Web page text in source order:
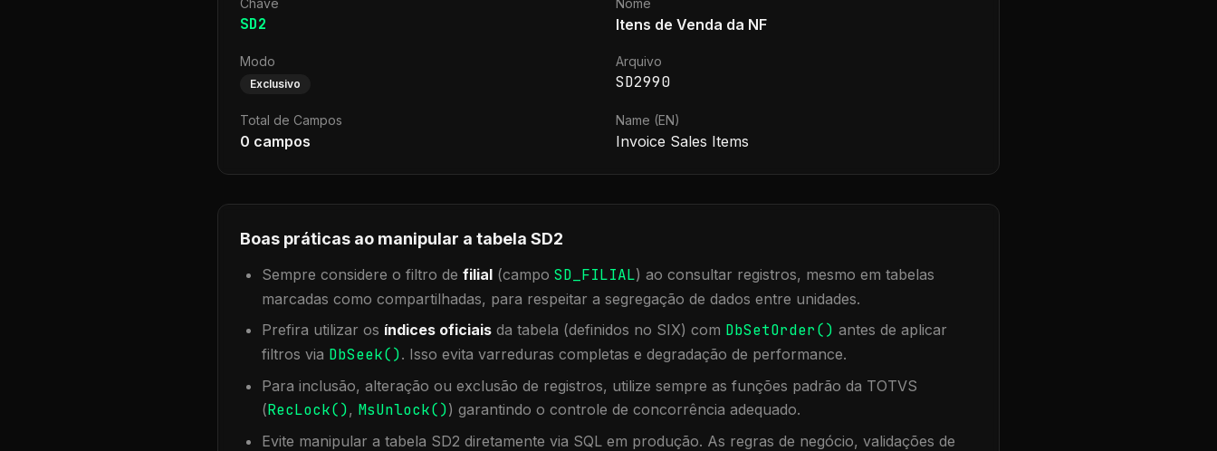
Chave
SD2
Nome
Itens de Venda da NF
Modo
Exclusivo
Arquivo
SD2990
Total de Campos
0 campos
Name (EN)
Invoice Sales Items
Boas práticas ao manipular a tabela SD2
Sempre considere o filtro de filial (campo SD_FILIAL) ao consultar registros, mesmo em tabelas
marcadas como compartilhadas, para respeitar a segregação de dados entre unidades.
Prefira utilizar os índices oficiais da tabela (definidos no SIX) com DbSetOrder() antes de aplicar
filtros via DbSeek(). Isso evita varreduras completas e degradação de performance.
Para inclusão, alteração ou exclusão de registros, utilize sempre as funções padrão da TOTVS
(RecLock(), MsUnlock()) garantindo o controle de concorrência adequado.
Evite manipular a tabela SD2 diretamente via SQL em produção. As regras de negócio, validações de